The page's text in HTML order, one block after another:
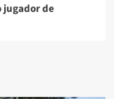
jugador de